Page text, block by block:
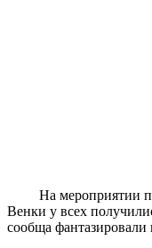
На мероприятии
Венки у всех
сообща фантазировали